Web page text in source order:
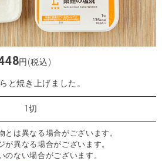
円(税込)
と焼き上げました。
1切
は異なる場合がございます。
異なる場合がございます。
ない場合がございます。